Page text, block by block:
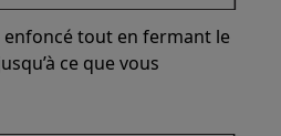
tout en fermant le
ce que vous